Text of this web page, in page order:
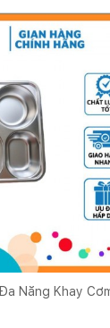
Năng Khay
Long Plastic